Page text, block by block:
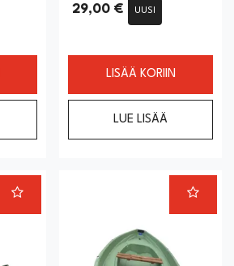
29,00 € UUSI
LISÄÄ KORIIN
LUE LISÄÄ